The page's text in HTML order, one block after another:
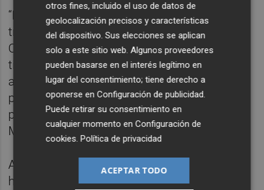
“La intención es que cualquier médico que
trate a un paciente en cualquier lugar de la
Comunitat Valenciana pueda acceder en
tiempo real a esos datos genéticos, que se
almacenarán para que, ante otra patología o
potencial diagnóstico, sea posible que se
puedan volver a analizar”, ha detallado
Megías.
Asimismo, este grupo va a buscar
homogeneizar el diagnóstico molecular
otros fines, incluido el uso de datos de
geolocalización precisos y características
del dispositivo. Sus elecciones se aplican
solo a este sitio web. Algunos proveedores
pueden basarse en el interés legítimo en
lugar del consentimiento; tiene derecho a
oponerse enConfiguración de publicidad.
Puede retirar su consentimiento en
cualquier momento enConfiguración de
cookies.Política de privacidad
ACEPTAR TODO